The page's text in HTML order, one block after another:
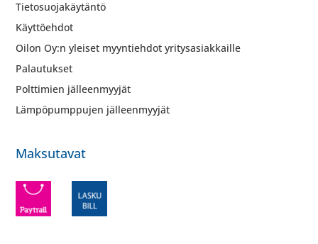
Tietosuojakäytäntö
Käyttöehdot
Oilon Oy:n yleiset myyntiehdot yritysasiakkaille
Palautukset
Polttimien jälleenmyyjät
Lämpöpumppujen jälleenmyyjät
Maksutavat